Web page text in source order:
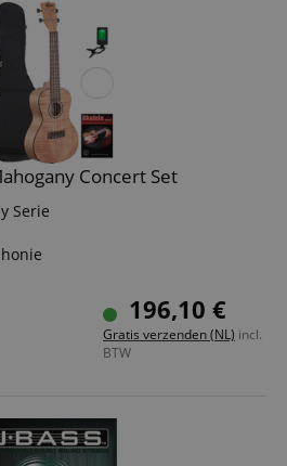
Concert Set
Serie
/ Mahonie
clip-tuner en vervangsnaren
196,10 €
Gratis verzenden (NL) incl.
BTW